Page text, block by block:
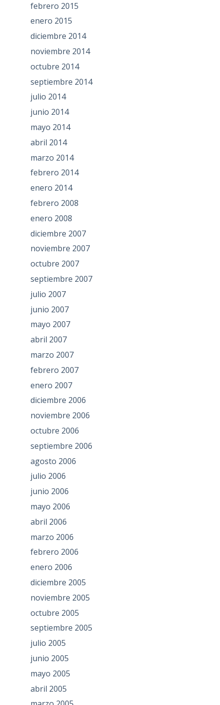
febrero 2015
enero 2015
diciembre 2014
noviembre 2014
octubre 2014
septiembre 2014
julio 2014
junio 2014
mayo 2014
abril 2014
marzo 2014
febrero 2014
enero 2014
febrero 2008
enero 2008
diciembre 2007
noviembre 2007
octubre 2007
septiembre 2007
julio 2007
junio 2007
mayo 2007
abril 2007
marzo 2007
febrero 2007
enero 2007
diciembre 2006
noviembre 2006
octubre 2006
septiembre 2006
agosto 2006
julio 2006
junio 2006
mayo 2006
abril 2006
marzo 2006
febrero 2006
enero 2006
diciembre 2005
noviembre 2005
octubre 2005
septiembre 2005
julio 2005
junio 2005
mayo 2005
abril 2005